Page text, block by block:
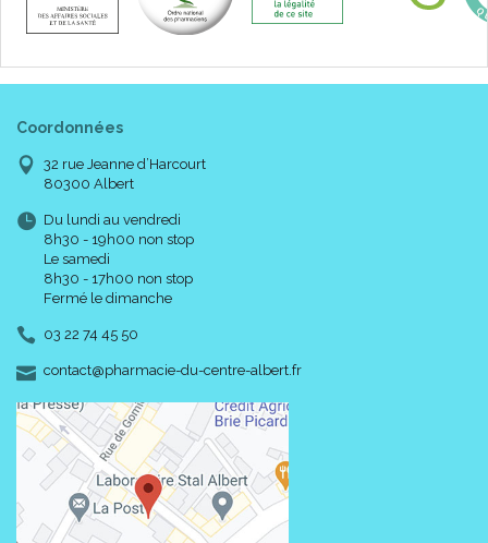
Coordonnées
32 rue Jeanne d’Harcourt
80300 Albert
Du lundi au vendredi
8h30 - 19h00 non stop
Le samedi
8h30 - 17h00 non stop
Fermé le dimanche
03 22 74 45 50
contact-
@-
pharmacie-du-centre-albert.fr